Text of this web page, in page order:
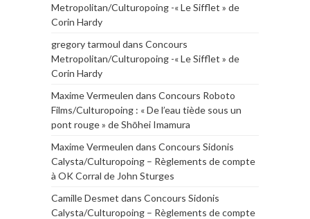
Metropolitan/Culturopoing -« Le Sifflet » de
Corin Hardy
gregory tarmoul dans Concours
Metropolitan/Culturopoing -« Le Sifflet » de
Corin Hardy
Maxime Vermeulen dans Concours Roboto
Films/Culturopoing : « De l’eau tiède sous un
pont rouge » de Shōhei Imamura
Maxime Vermeulen dans Concours Sidonis
Calysta/Culturopoing – Règlements de compte
à OK Corral de John Sturges
Camille Desmet dans Concours Sidonis
Calysta/Culturopoing – Règlements de compte